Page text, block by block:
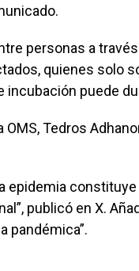
personas a
quienes solo
incubación puede
OMS,Tedros
epidemia
publicó en X.
pandémica”.